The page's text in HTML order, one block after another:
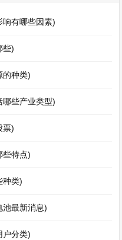
响有哪些因素)
些)
的种类)
哪些产业类型)
票)
些特点)
种类)
池最新消息)
户分类)